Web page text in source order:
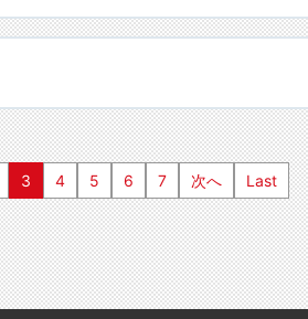
3 4 5 6 7 次へ Last